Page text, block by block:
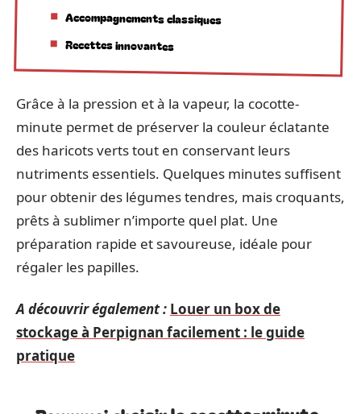
Accompagnements classiques
Recettes innovantes
Grâce à la pression et à la vapeur, la cocotte-
minute permet de préserver la couleur éclatante
des haricots verts tout en conservant leurs
nutriments essentiels. Quelques minutes suffisent
pour obtenir des légumes tendres, mais croquants,
prêts à sublimer n’importe quel plat. Une
préparation rapide et savoureuse, idéale pour
régaler les papilles.
A découvrir également : Louer un box de
stockage à Perpignan facilement : le guide
pratique